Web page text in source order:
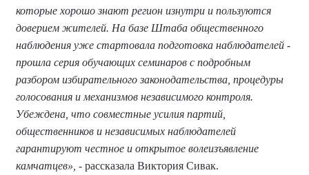
которые хорошо знают регион изнутри и пользуются
доверием жителей. На базе Штаба общественного
наблюдения уже стартовала подготовка наблюдателей -
прошла серия обучающих семинаров с подробным
разбором избирательного законодательства, процедуры
голосования и механизмов независимого контроля.
Убеждена, что совместные усилия партий,
общественников и независимых наблюдателей
гарантируют честное и открытое волеизъявление
камчатцев», - рассказала Виктория Сивак.